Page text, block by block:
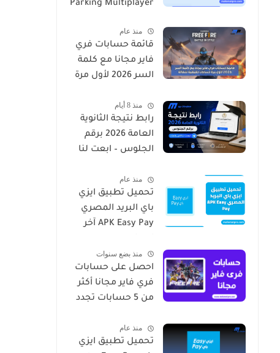
Parking Multiplayer
منذ عام
قائمة حسابات فري
فاير مجانا مع كلمة
السر 2026 لأول مرة
شغالة
منذ 8 أيام
رابط نتيجة الثانوية
العامة 2026 برقم
الجلوس – ابعت لنا
منذ عام
تحميل تطبيق ايزي
باي البريد المصري
APK Easy Pay آخر
منذ بضع سنوات
احصل على حسابات
فري فاير مجانا أكثر
من 5 حسابات تجدد
منذ عام
تحميل تطبيق ايزي